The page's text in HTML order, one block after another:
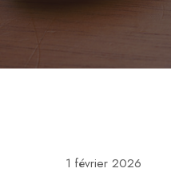
1 février 2026